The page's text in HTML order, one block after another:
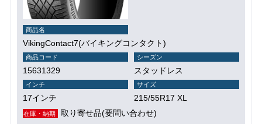
商品名
VikingContact7(バイキングコンタクト)
商品コード
15631329
シーズン
スタッドレス
インチ
17インチ
サイズ
215/55R17 XL
在庫・納期 取り寄せ品(要問い合わせ)